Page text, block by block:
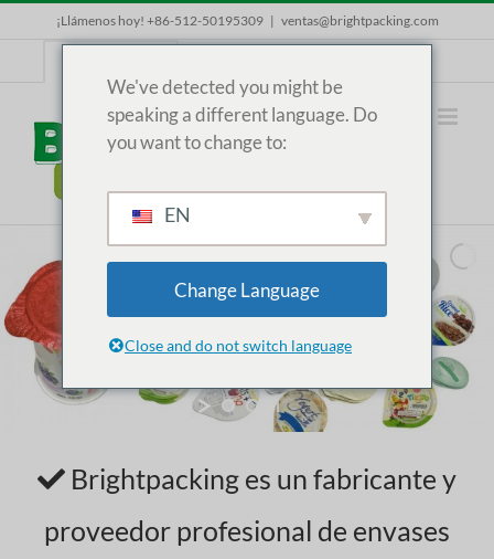
¡Llámenos hoy! +86-512-50195309 | ventas@brightpacking.com
Brightpacking es un fabricante y
proveedor profesional de envases
We've detected you might be
speaking a different language. Do
you want to change to:
EN
Change Language
Close and do not switch language